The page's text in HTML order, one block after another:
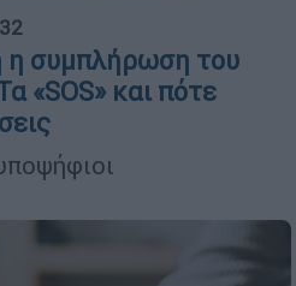
η συμπλήρωση του
«SOS» και πότε